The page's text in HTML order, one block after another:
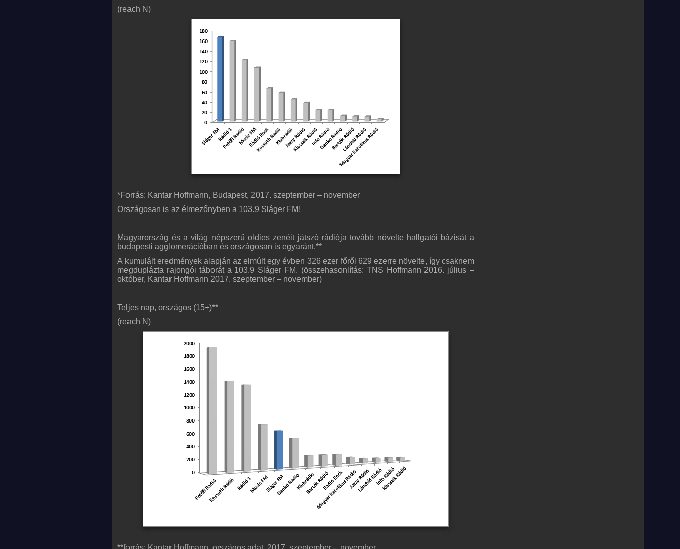
(reach N)
*Forrás: Kantar Hoffmann, Budapest, 2017. szeptember – november
Országosan is az élmezőnyben a 103.9 Sláger FM!
Magyarország és a világ népszerű oldies zenéit játszó rádiója tovább növelte hallgatói bázisát a
budapesti agglomerációban és országosan is egyaránt.**
A kumulált eredmények alapján az elmúlt egy évben 326 ezer főről 629 ezerre növelte, így csaknem
megduplázta rajongói táborát a 103.9 Sláger FM. (összehasonlítás: TNS Hoffmann 2016. július –
október, Kantar Hoffmann 2017. szeptember – november)
Teljes nap, országos (15+)**
(reach N)